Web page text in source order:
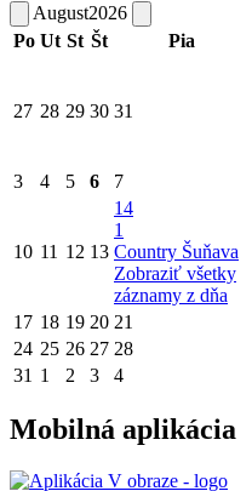
August2026
Po Ut St Št Pia
27 28 29 30 31
3
4 5 6 7
10 11 12 13
14
1
Country Šuňava
Zobraziť všetky
záznamy z dňa
17 18 19 20 21
24 25 26 27 28
31 1 2 3 4
Mobilná aplikácia